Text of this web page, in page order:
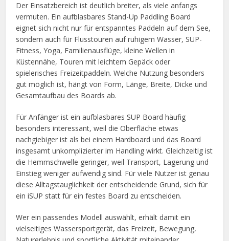
Der Einsatzbereich ist deutlich breiter, als viele anfangs
vermuten. Ein aufblasbares Stand-Up Paddling Board
eignet sich nicht nur für entspanntes Paddeln auf dem See,
sondern auch für Flusstouren auf ruhigem Wasser, SUP-
Fitness, Yoga, Familienausflüge, kleine Wellen in
Küstennähe, Touren mit leichtem Gepäck oder
spielerisches Freizeitpaddeln. Welche Nutzung besonders
gut möglich ist, hängt von Form, Länge, Breite, Dicke und
Gesamtaufbau des Boards ab.
Für Anfänger ist ein aufblasbares SUP Board häufig
besonders interessant, weil die Oberfläche etwas
nachgiebiger ist als bei einem Hardboard und das Board
insgesamt unkomplizierter im Handling wirkt. Gleichzeitig ist
die Hemmschwelle geringer, weil Transport, Lagerung und
Einstieg weniger aufwendig sind. Für viele Nutzer ist genau
diese Alltagstauglichkeit der entscheidende Grund, sich für
ein iSUP statt für ein festes Board zu entscheiden.
Wer ein passendes Modell auswählt, erhält damit ein
vielseitiges Wassersportgerät, das Freizeit, Bewegung,